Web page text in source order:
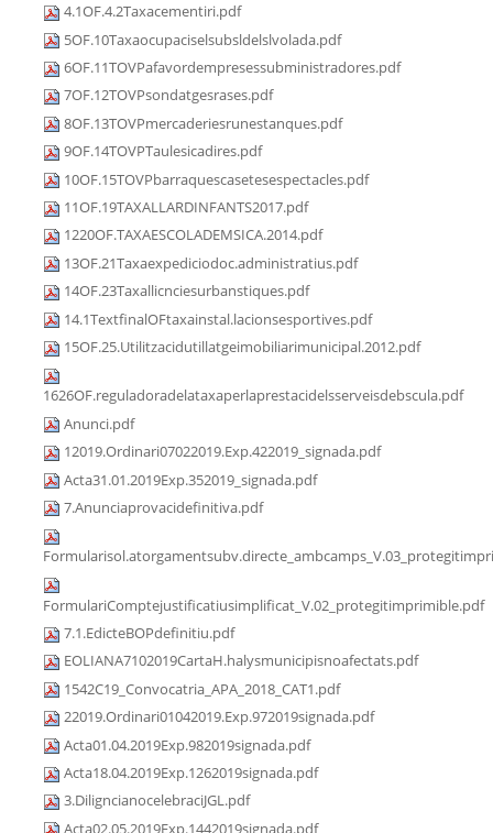
4.1OF.4.2Taxacementiri.pdf
5OF.10Taxaocupaciselsubsldelslvolada.pdf
6OF.11TOVPafavordempresessubministradores.pdf
7OF.12TOVPsondatgesrases.pdf
8OF.13TOVPmercaderiesrunestanques.pdf
9OF.14TOVPTaulesicadires.pdf
10OF.15TOVPbarraquescasetesespectacles.pdf
11OF.19TAXALLARDINFANTS2017.pdf
1220OF.TAXAESCOLADEMSICA.2014.pdf
13OF.21Taxaexpediciodoc.administratius.pdf
14OF.23Taxallicnciesurbanstiques.pdf
14.1TextfinalOFtaxainstal.lacionsesportives.pdf
15OF.25.Utilitzacidutillatgeimobiliarimunicipal.2012.pdf
1626OF.reguladoradelataxaperlaprestacidelsserveisdebscula.pdf
Anunci.pdf
12019.Ordinari07022019.Exp.422019_signada.pdf
Acta31.01.2019Exp.352019_signada.pdf
7.Anunciaprovacidefinitiva.pdf
FormulariComptejustificatiusimplificat_V.02_protegitimprimible.pdf
7.1.EdicteBOPdefinitiu.pdf
EOLIANA7102019CartaH.halysmunicipisnoafectats.pdf
1542C19_Convocatria_APA_2018_CAT1.pdf
22019.Ordinari01042019.Exp.972019signada.pdf
Acta01.04.2019Exp.982019signada.pdf
Acta18.04.2019Exp.1262019signada.pdf
3.DiligncianocelebraciJGL.pdf
Acta02.05.2019Exp.1442019signada.pdf